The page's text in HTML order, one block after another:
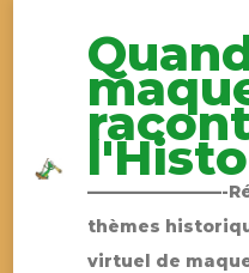
————————-
thèmes
virtuel de